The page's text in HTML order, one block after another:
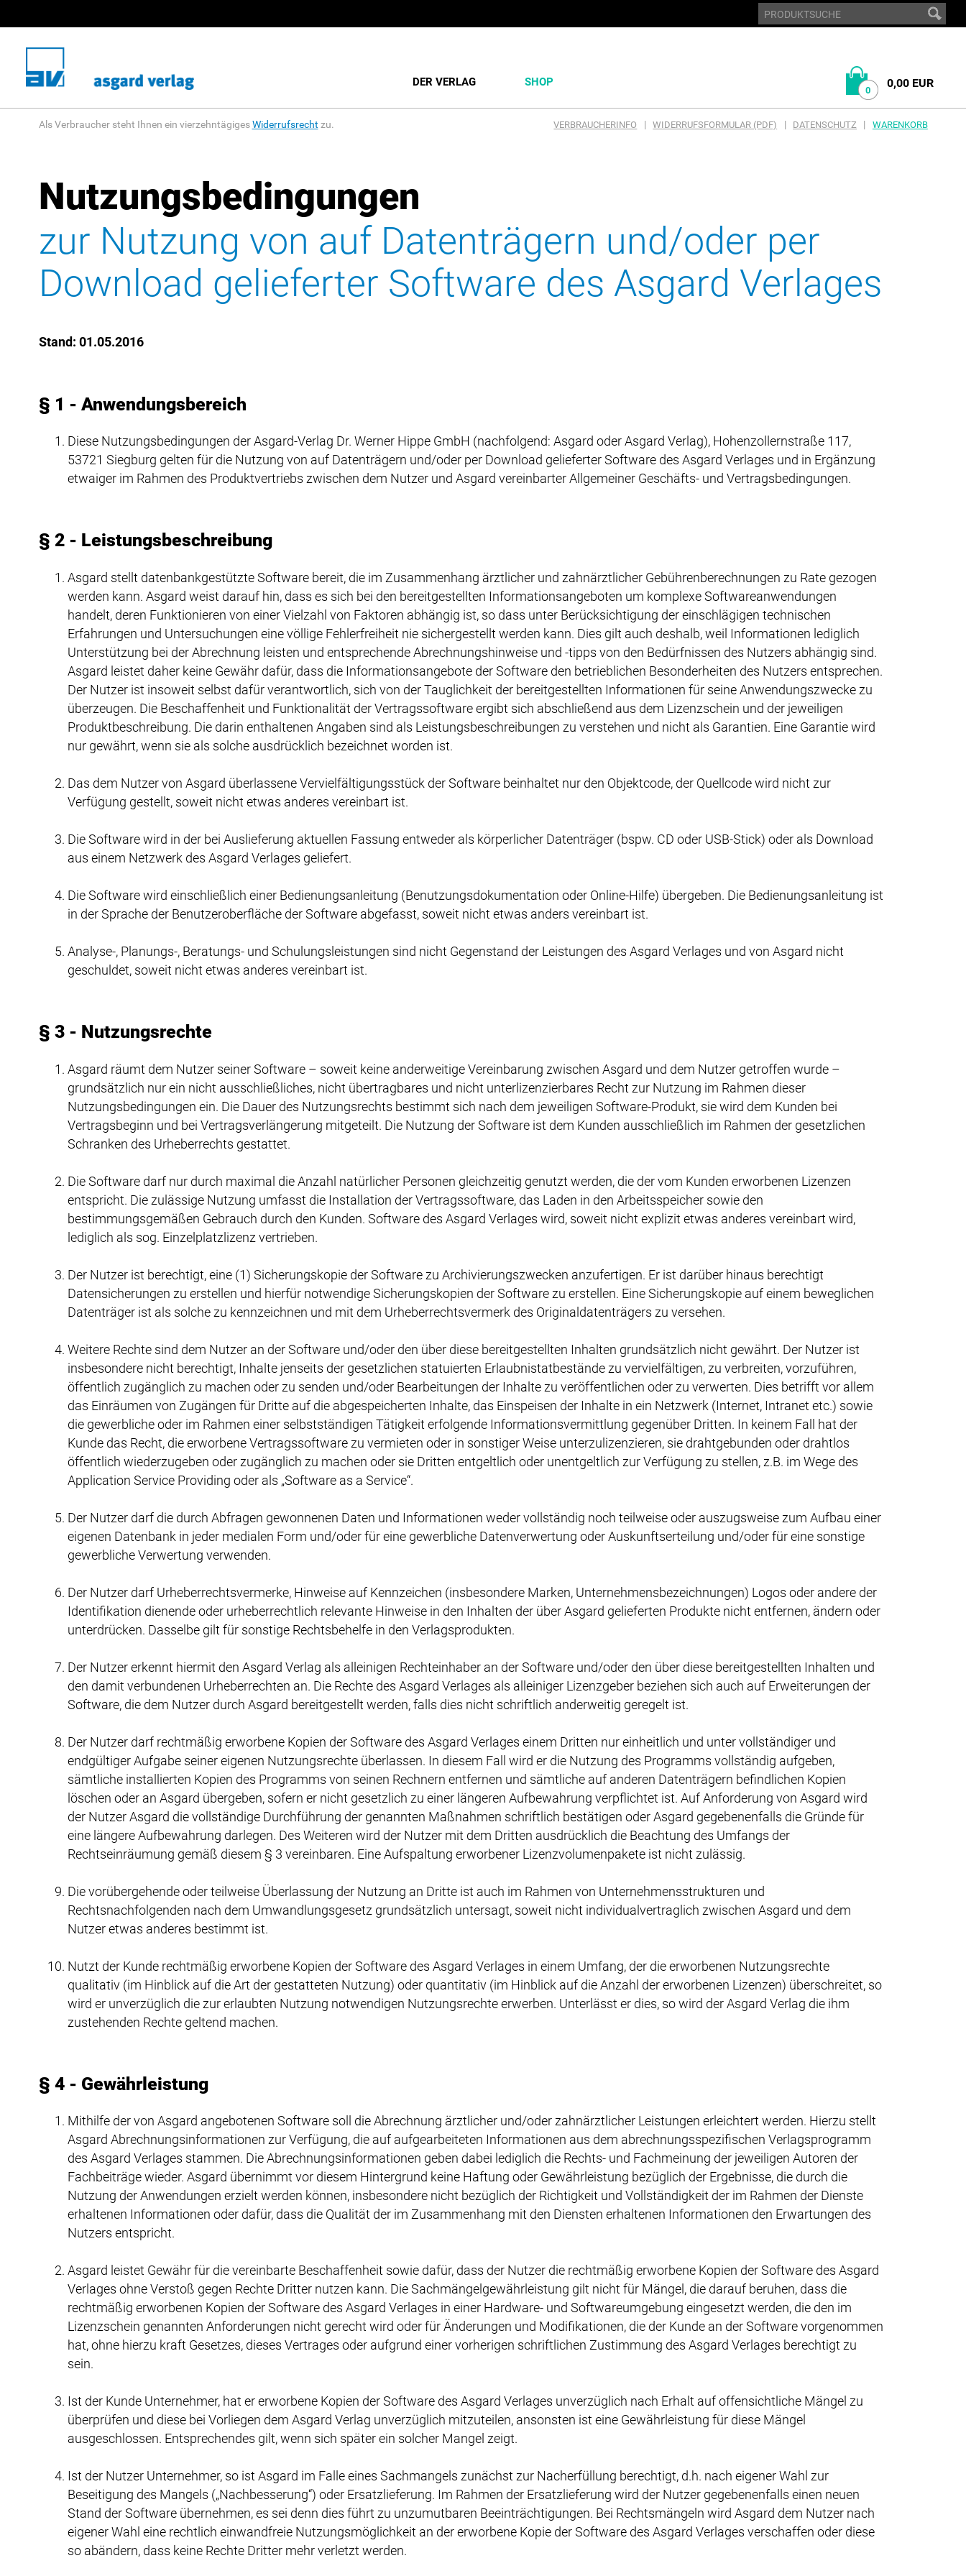
DER VERLAG SHOP
0 0,00 EUR
Als Verbraucher steht Ihnen ein vierzehntägigesWiderrufsrecht zu. VERBRAUCHERINFO | WIDERRUFSFORMULAR (PDF) | DATENSCHUTZ | WARENKORB
Nutzungsbedingungen
zur Nutzung von auf Datenträgern und/oder per
Download gelieferter Software des Asgard Verlages
Stand: 01.05.2016
§ 1 - Anwendungsbereich
Diese Nutzungsbedingungen der Asgard-Verlag Dr. Werner Hippe GmbH (nachfolgend: Asgard oder Asgard Verlag), Hohenzollernstraße 117,
53721 Siegburg gelten für die Nutzung von auf Datenträgern und/oder per Download gelieferter Software des Asgard Verlages und in Ergänzung
etwaiger im Rahmen des Produktvertriebs zwischen dem Nutzer und Asgard vereinbarter Allgemeiner Geschäfts- und Vertragsbedingungen.
§ 2 - Leistungsbeschreibung
Asgard stellt datenbankgestützte Software bereit, die im Zusammenhang ärztlicher und zahnärztlicher Gebührenberechnungen zu Rate gezogen
werden kann. Asgard weist darauf hin, dass es sich bei den bereitgestellten Informationsangeboten um komplexe Softwareanwendungen
handelt, deren Funktionieren von einer Vielzahl von Faktoren abhängig ist, so dass unter Berücksichtigung der einschlägigen technischen
Erfahrungen und Untersuchungen eine völlige Fehlerfreiheit nie sichergestellt werden kann. Dies gilt auch deshalb, weil Informationen lediglich
Unterstützung bei der Abrechnung leisten und entsprechende Abrechnungshinweise und -tipps von den Bedürfnissen des Nutzers abhängig sind.
Asgard leistet daher keine Gewähr dafür, dass die Informationsangebote der Software den betrieblichen Besonderheiten des Nutzers entsprechen.
Der Nutzer ist insoweit selbst dafür verantwortlich, sich von der Tauglichkeit der bereitgestellten Informationen für seine Anwendungszwecke zu
überzeugen. Die Beschaffenheit und Funktionalität der Vertragssoftware ergibt sich abschließend aus dem Lizenzschein und der jeweiligen
Produktbeschreibung. Die darin enthaltenen Angaben sind als Leistungsbeschreibungen zu verstehen und nicht als Garantien. Eine Garantie wird
nur gewährt, wenn sie als solche ausdrücklich bezeichnet worden ist.
Das dem Nutzer von Asgard überlassene Vervielfältigungsstück der Software beinhaltet nur den Objektcode, der Quellcode wird nicht zur
Verfügung gestellt, soweit nicht etwas anderes vereinbart ist.
Die Software wird in der bei Auslieferung aktuellen Fassung entweder als körperlicher Datenträger (bspw. CD oder USB-Stick) oder als Download
aus einem Netzwerk des Asgard Verlages geliefert.
Die Software wird einschließlich einer Bedienungsanleitung (Benutzungsdokumentation oder Online-Hilfe) übergeben. Die Bedienungsanleitung ist
in der Sprache der Benutzeroberfläche der Software abgefasst, soweit nicht etwas anders vereinbart ist.
Analyse-, Planungs-, Beratungs- und Schulungsleistungen sind nicht Gegenstand der Leistungen des Asgard Verlages und von Asgard nicht
geschuldet, soweit nicht etwas anderes vereinbart ist.
§ 3 - Nutzungsrechte
Asgard räumt dem Nutzer seiner Software – soweit keine anderweitige Vereinbarung zwischen Asgard und dem Nutzer getroffen wurde –
grundsätzlich nur ein nicht ausschließliches, nicht übertragbares und nicht unterlizenzierbares Recht zur Nutzung im Rahmen dieser
Nutzungsbedingungen ein. Die Dauer des Nutzungsrechts bestimmt sich nach dem jeweiligen Software-Produkt, sie wird dem Kunden bei
Vertragsbeginn und bei Vertragsverlängerung mitgeteilt. Die Nutzung der Software ist dem Kunden ausschließlich im Rahmen der gesetzlichen
Schranken des Urheberrechts gestattet.
Die Software darf nur durch maximal die Anzahl natürlicher Personen gleichzeitig genutzt werden, die der vom Kunden erworbenen Lizenzen
entspricht. Die zulässige Nutzung umfasst die Installation der Vertragssoftware, das Laden in den Arbeitsspeicher sowie den
bestimmungsgemäßen Gebrauch durch den Kunden. Software des Asgard Verlages wird, soweit nicht explizit etwas anderes vereinbart wird,
lediglich als sog. Einzelplatzlizenz vertrieben.
Der Nutzer ist berechtigt, eine (1) Sicherungskopie der Software zu Archivierungszwecken anzufertigen. Er ist darüber hinaus berechtigt
Datensicherungen zu erstellen und hierfür notwendige Sicherungskopien der Software zu erstellen. Eine Sicherungskopie auf einem beweglichen
Datenträger ist als solche zu kennzeichnen und mit dem Urheberrechtsvermerk des Originaldatenträgers zu versehen.
Weitere Rechte sind dem Nutzer an der Software und/oder den über diese bereitgestellten Inhalten grundsätzlich nicht gewährt. Der Nutzer ist
insbesondere nicht berechtigt, Inhalte jenseits der gesetzlichen statuierten Erlaubnistatbestände zu vervielfältigen, zu verbreiten, vorzuführen,
öffentlich zugänglich zu machen oder zu senden und/oder Bearbeitungen der Inhalte zu veröffentlichen oder zu verwerten. Dies betrifft vor allem
das Einräumen von Zugängen für Dritte auf die abgespeicherten Inhalte, das Einspeisen der Inhalte in ein Netzwerk (Internet, Intranet etc.) sowie
die gewerbliche oder im Rahmen einer selbstständigen Tätigkeit erfolgende Informationsvermittlung gegenüber Dritten. In keinem Fall hat der
Kunde das Recht, die erworbene Vertragssoftware zu vermieten oder in sonstiger Weise unterzulizenzieren, sie drahtgebunden oder drahtlos
öffentlich wiederzugeben oder zugänglich zu machen oder sie Dritten entgeltlich oder unentgeltlich zur Verfügung zu stellen, z.B. im Wege des
Application Service Providing oder als „Software as a Service“.
Der Nutzer darf die durch Abfragen gewonnenen Daten und Informationen weder vollständig noch teilweise oder auszugsweise zum Aufbau einer
eigenen Datenbank in jeder medialen Form und/oder für eine gewerbliche Datenverwertung oder Auskunftserteilung und/oder für eine sonstige
gewerbliche Verwertung verwenden.
Der Nutzer darf Urheberrechtsvermerke, Hinweise auf Kennzeichen (insbesondere Marken, Unternehmensbezeichnungen) Logos oder andere der
Identifikation dienende oder urheberrechtlich relevante Hinweise in den Inhalten der über Asgard gelieferten Produkte nicht entfernen, ändern oder
unterdrücken. Dasselbe gilt für sonstige Rechtsbehelfe in den Verlagsprodukten.
Der Nutzer erkennt hiermit den Asgard Verlag als alleinigen Rechteinhaber an der Software und/oder den über diese bereitgestellten Inhalten und
den damit verbundenen Urheberrechten an. Die Rechte des Asgard Verlages als alleiniger Lizenzgeber beziehen sich auch auf Erweiterungen der
Software, die dem Nutzer durch Asgard bereitgestellt werden, falls dies nicht schriftlich anderweitig geregelt ist.
Der Nutzer darf rechtmäßig erworbene Kopien der Software des Asgard Verlages einem Dritten nur einheitlich und unter vollständiger und
endgültiger Aufgabe seiner eigenen Nutzungsrechte überlassen. In diesem Fall wird er die Nutzung des Programms vollständig aufgeben,
sämtliche installierten Kopien des Programms von seinen Rechnern entfernen und sämtliche auf anderen Datenträgern befindlichen Kopien
löschen oder an Asgard übergeben, sofern er nicht gesetzlich zu einer längeren Aufbewahrung verpflichtet ist. Auf Anforderung von Asgard wird
der Nutzer Asgard die vollständige Durchführung der genannten Maßnahmen schriftlich bestätigen oder Asgard gegebenenfalls die Gründe für
eine längere Aufbewahrung darlegen. Des Weiteren wird der Nutzer mit dem Dritten ausdrücklich die Beachtung des Umfangs der
Rechtseinräumung gemäß diesem § 3 vereinbaren. Eine Aufspaltung erworbener Lizenzvolumenpakete ist nicht zulässig.
Die vorübergehende oder teilweise Überlassung der Nutzung an Dritte ist auch im Rahmen von Unternehmensstrukturen und
Rechtsnachfolgenden nach dem Umwandlungsgesetz grundsätzlich untersagt, soweit nicht individualvertraglich zwischen Asgard und dem
Nutzer etwas anderes bestimmt ist.
Nutzt der Kunde rechtmäßig erworbene Kopien der Software des Asgard Verlages in einem Umfang, der die erworbenen Nutzungsrechte
qualitativ (im Hinblick auf die Art der gestatteten Nutzung) oder quantitativ (im Hinblick auf die Anzahl der erworbenen Lizenzen) überschreitet, so
wird er unverzüglich die zur erlaubten Nutzung notwendigen Nutzungsrechte erwerben. Unterlässt er dies, so wird der Asgard Verlag die ihm
zustehenden Rechte geltend machen.
§ 4 - Gewährleistung
Mithilfe der von Asgard angebotenen Software soll die Abrechnung ärztlicher und/oder zahnärztlicher Leistungen erleichtert werden. Hierzu stellt
Asgard Abrechnungsinformationen zur Verfügung, die auf aufgearbeiteten Informationen aus dem abrechnungsspezifischen Verlagsprogramm
des Asgard Verlages stammen. Die Abrechnungsinformationen geben dabei lediglich die Rechts- und Fachmeinung der jeweiligen Autoren der
Fachbeiträge wieder. Asgard übernimmt vor diesem Hintergrund keine Haftung oder Gewährleistung bezüglich der Ergebnisse, die durch die
Nutzung der Anwendungen erzielt werden können, insbesondere nicht bezüglich der Richtigkeit und Vollständigkeit der im Rahmen der Dienste
erhaltenen Informationen oder dafür, dass die Qualität der im Zusammenhang mit den Diensten erhaltenen Informationen den Erwartungen des
Nutzers entspricht.
Asgard leistet Gewähr für die vereinbarte Beschaffenheit sowie dafür, dass der Nutzer die rechtmäßig erworbene Kopien der Software des Asgard
Verlages ohne Verstoß gegen Rechte Dritter nutzen kann. Die Sachmängelgewährleistung gilt nicht für Mängel, die darauf beruhen, dass die
rechtmäßig erworbenen Kopien der Software des Asgard Verlages in einer Hardware- und Softwareumgebung eingesetzt werden, die den im
Lizenzschein genannten Anforderungen nicht gerecht wird oder für Änderungen und Modifikationen, die der Kunde an der Software vorgenommen
hat, ohne hierzu kraft Gesetzes, dieses Vertrages oder aufgrund einer vorherigen schriftlichen Zustimmung des Asgard Verlages berechtigt zu
sein.
Ist der Kunde Unternehmer, hat er erworbene Kopien der Software des Asgard Verlages unverzüglich nach Erhalt auf offensichtliche Mängel zu
überprüfen und diese bei Vorliegen dem Asgard Verlag unverzüglich mitzuteilen, ansonsten ist eine Gewährleistung für diese Mängel
ausgeschlossen. Entsprechendes gilt, wenn sich später ein solcher Mangel zeigt.
Ist der Nutzer Unternehmer, so ist Asgard im Falle eines Sachmangels zunächst zur Nacherfüllung berechtigt, d.h. nach eigener Wahl zur
Beseitigung des Mangels („Nachbesserung“) oder Ersatzlieferung. Im Rahmen der Ersatzlieferung wird der Nutzer gegebenenfalls einen neuen
Stand der Software übernehmen, es sei denn dies führt zu unzumutbaren Beeinträchtigungen. Bei Rechtsmängeln wird Asgard dem Nutzer nach
eigener Wahl eine rechtlich einwandfreie Nutzungsmöglichkeit an der erworbene Kopie der Software des Asgard Verlages verschaffen oder diese
so abändern, dass keine Rechte Dritter mehr verletzt werden.